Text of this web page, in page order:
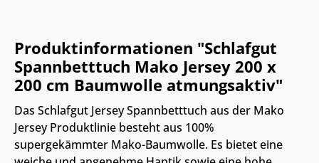
Produktinformationen "Schlafgut
Spannbetttuch Mako Jersey 200 x
200 cm Baumwolle atmungsaktiv"
Das Schlafgut Jersey Spannbetttuch aus der Mako
Jersey Produktlinie besteht aus 100%
supergekämmter Mako-Baumwolle. Es bietet eine